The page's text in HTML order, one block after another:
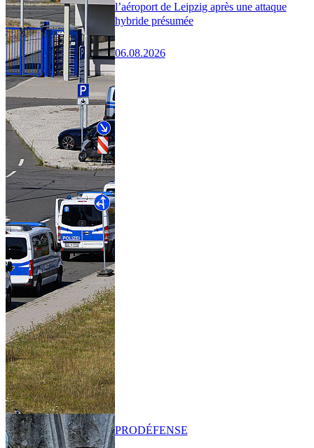
l’aéroport de Leipzig après une attaque
hybride présumée
06.08.2026
PRODÉFENSE